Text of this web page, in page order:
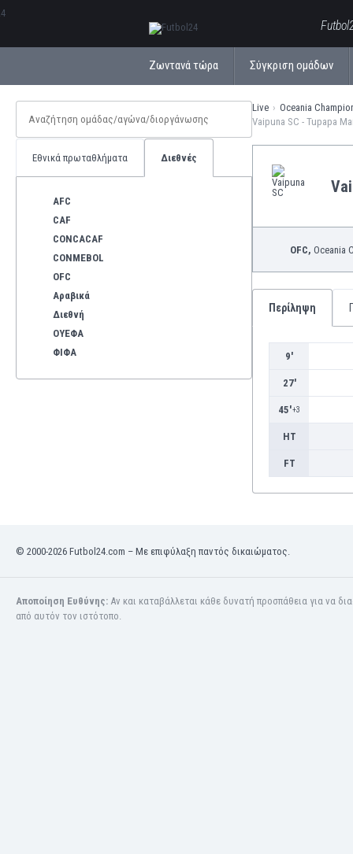
Ζωντανά τώρα Σύγκριση ομάδων
Εθνικά πρωταθλήματα Διεθνές
AFC
CAF
CONCACAF
CONMEBOL
OFC
Αραβικά
Διεθνή
ΟΥΕΦΑ
ΦΙΦΑ
Live
Oceania
Vaipuna SC - Tupapa
OFC, Oceania
Περίληψη
9'
27'
45'+3
HT
FT
© 2000-2026 Futbol24.com – Με επιφύλαξη παντός δικαιώματος.
Αποποίηση Ευθύνης: Αν και καταβάλλεται κάθε δυνατή προσπάθεια για να
από αυτόν τον ιστότοπο.